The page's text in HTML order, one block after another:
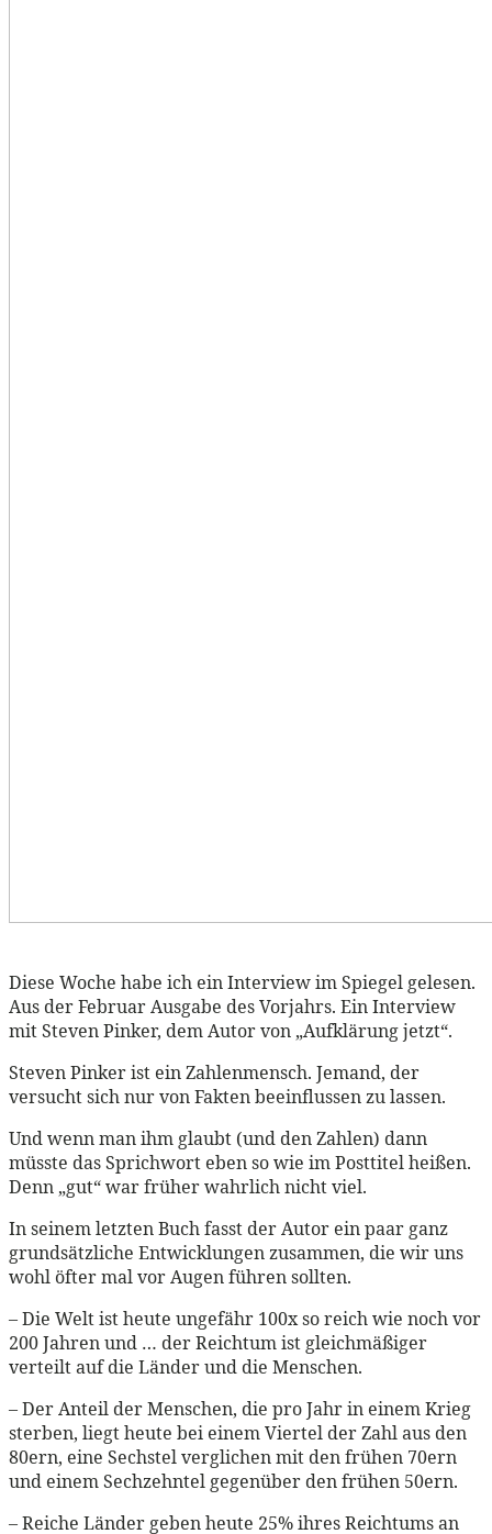
Diese Woche habe ich ein Interview im Spiegel gelesen.
Aus der Februar Ausgabe des Vorjahrs. Ein Interview
mit Steven Pinker, dem Autor von „Aufklärung jetzt“.
Steven Pinker ist ein Zahlenmensch. Jemand, der
versucht sich nur von Fakten beeinflussen zu lassen.
Und wenn man ihm glaubt (und den Zahlen) dann
müsste das Sprichwort eben so wie im Posttitel heißen.
Denn „gut“ war früher wahrlich nicht viel.
In seinem letzten Buch fasst der Autor ein paar ganz
grundsätzliche Entwicklungen zusammen, die wir uns
wohl öfter mal vor Augen führen sollten.
– Die Welt ist heute ungefähr 100x so reich wie noch vor
200 Jahren und … der Reichtum ist gleichmäßiger
verteilt auf die Länder und die Menschen.
– Der Anteil der Menschen, die pro Jahr in einem Krieg
sterben, liegt heute bei einem Viertel der Zahl aus den
80ern, eine Sechstel verglichen mit den frühen 70ern
und einem Sechzehntel gegenüber den frühen 50ern.
– Reiche Länder geben heute 25% ihres Reichtums an